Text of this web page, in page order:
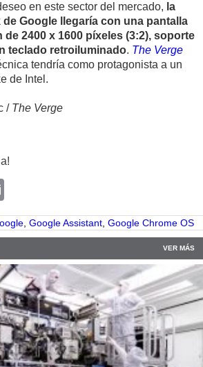
en este sector del mercado, la
Google llegaría con una pantalla
2400 x 1600 píxeles (3:2), soporte
teclado retroiluminado. The Verge
tendría como protagonista a un
de Intel.
/ The Verge
, Google Assistant, Google Chrome OS
VER MÁS